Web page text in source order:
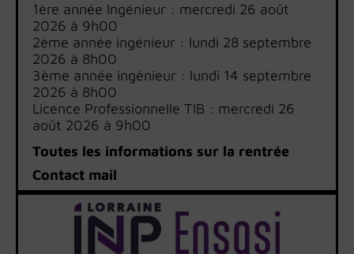
1ère année Ingénieur : mercredi 26 août
2026 à 9h00
2ème année ingénieur : lundi 28 septembre
2026 à 8h00
3ème année ingénieur : lundi 14 septembre
2026 à 8h00
Licence Professionnelle TIB : mercredi 26
août 2026 à 9h00
M2 GC Architecture Bois Construction :
mercredi 16 septembre 2026 à 13h30
Diplôme Ingénieur Spécialisé CHEB : mardi 1
septembre 2026 à 8h00 au CHEC à ARCUEIL
Toutes les informations sur la rentrée
Contact mail